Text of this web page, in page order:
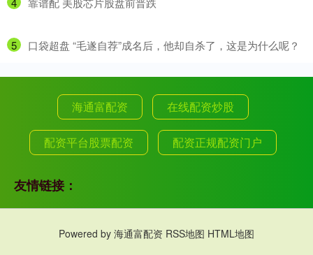
5 ​口袋超盘 “毛遂自荐”成名后，他却自杀了，这是为什么呢？
海通富配资 在线配资炒股
配资平台股票配资 配资正规配资门户
友情链接：
Powered by 海通富配资 RSS地图 HTML地图